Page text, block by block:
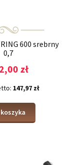
600 srebrny
0,7
zł
147,97 zł